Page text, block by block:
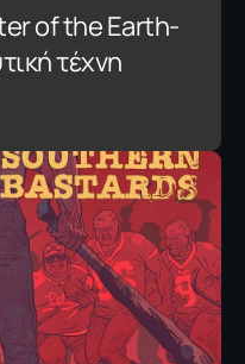
of the Earth-
τέχνη